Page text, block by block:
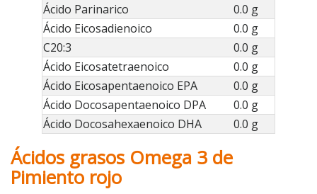
Ácido Parinarico
0.0 g
Ácido Eicosadienoico
0.0 g
C20:3
0.0 g
Ácido Eicosatetraenoico
0.0 g
Ácido Eicosapentaenoico EPA
0.0 g
Ácido Docosapentaenoico DPA
0.0 g
Ácido Docosahexaenoico DHA
0.0 g
Ácidos grasos Omega 3 de
Pimiento rojo